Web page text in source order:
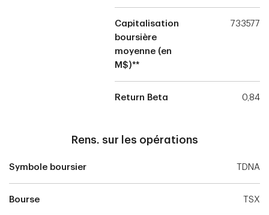
Capitalisation
boursière
moyenne (en
M$)**
733577
Return Beta 0,84
Rens. sur les opérations
Symbole boursier TDNA
Bourse TSX